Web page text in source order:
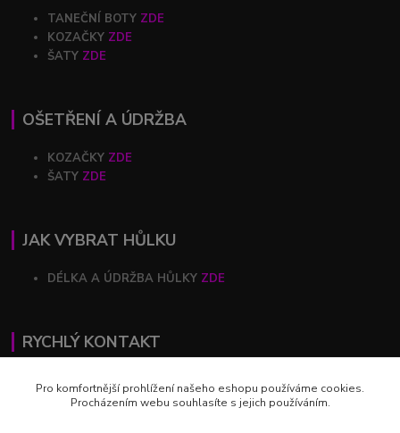
TANEČNÍ BOTY ZDE
KOZAČKY ZDE
ŠATY ZDE
OŠETŘENÍ A ÚDRŽBA
KOZAČKY ZDE
ŠATY ZDE
JAK VYBRAT HŮLKU
DÉLKA A ÚDRŽBA HŮLKY ZDE
RYCHLÝ KONTAKT
+420 602 446 844
Pro komfortnější prohlížení našeho eshopu používáme cookies.
Procházením webu souhlasíte s jejich používáním.